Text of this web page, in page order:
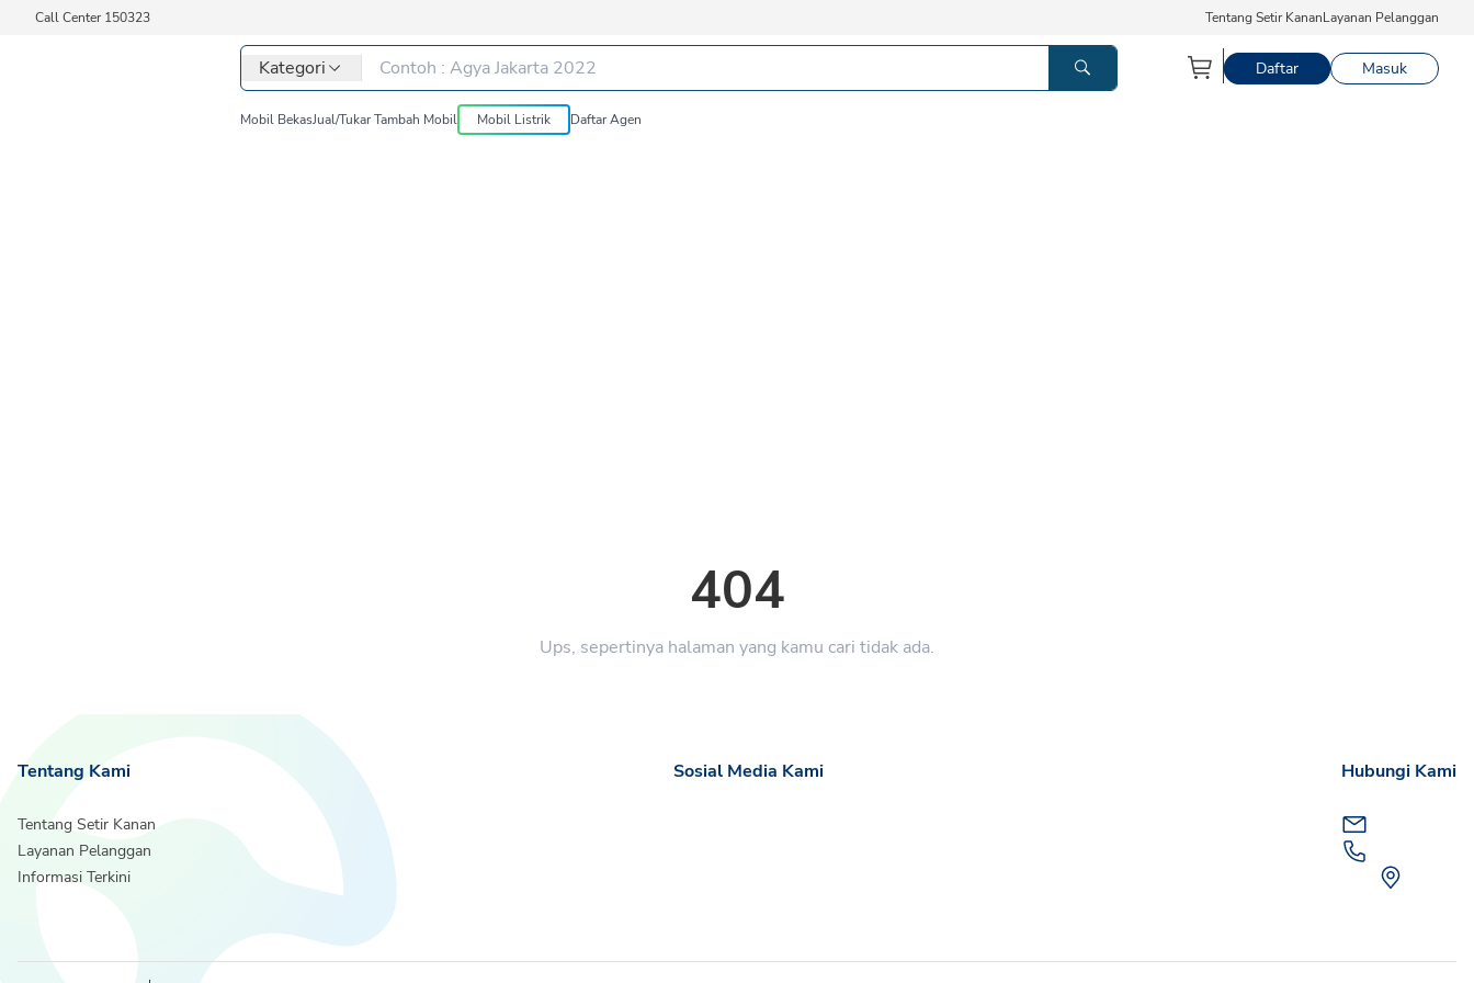
Call Center 150323 Tentang Setir KananLayanan Pelanggan
Kategori Daftar Masuk
Mobil BekasJual/Tukar Tambah Mobil Mobil Listrik Daftar Agen
404
Ups, sepertinya halaman yang kamu cari tidak ada.
Tentang Kami
Tentang Setir Kanan
Layanan Pelanggan
Informasi Terkini
Sosial Media Kami Hubungi Kami